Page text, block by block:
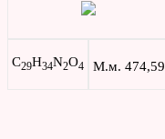
С29Н34N2О4 М.м. 474,59